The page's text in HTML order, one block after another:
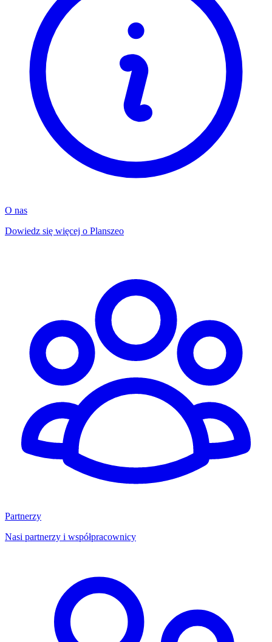
O nas
Dowiedz się więcej o Planszeo
Partnerzy
Nasi partnerzy i współpracownicy